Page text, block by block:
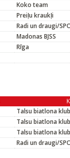
Koko team
Preiļu kraukļi
Radi un draugi/
Madonas BJSS
Rīga
Talsu biatlona
Talsu biatlona
Talsu biatlona
Radi un draugi/